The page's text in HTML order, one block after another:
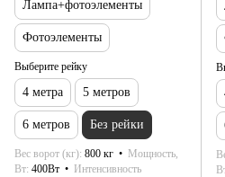
Лампа+фотоэлементы
Фотоэлементы
Выберите рейку
4 метра 5 метров
6 метров Без рейки
Вес ворот (кг) 800 кг
Мощность,
Вт 400Вт
Интенсивность